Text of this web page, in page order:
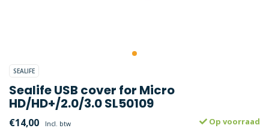
SEALIFE
Sealife USB cover for Micro
HD/HD+/2.0/3.0 SL50109
€14,00 Incl. btw Op voorraad